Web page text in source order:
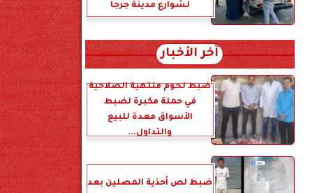
لشوارع مدينة جرجا
آخر الأخبار
ضبط لحوم منتهية الصلاحية
في حملة مكبرة لضبط
الأسواق معدة للبيع
والتداول...
ضبط لص أحذية المصلين بعد